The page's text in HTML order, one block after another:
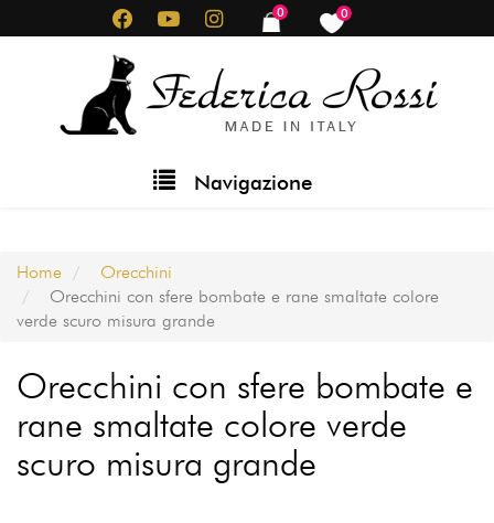
al
0
items
0
items
Navigazione
Home
Orecchini
Orecchini con sfere bombate e rane smaltate colore
verde scuro misura grande
Orecchini con sfere bombate e
rane smaltate colore verde
scuro misura grande